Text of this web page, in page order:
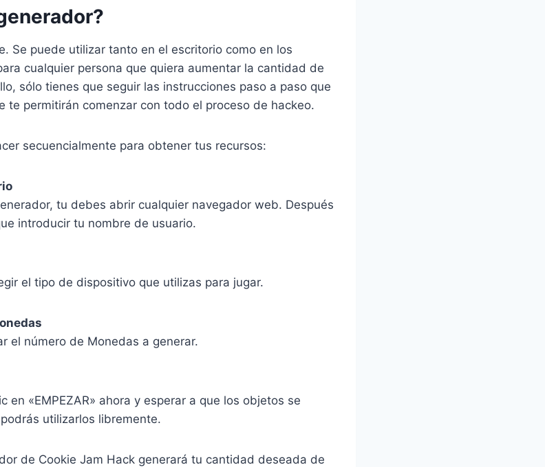
Se puede utilizar tanto en el escritorio como en los
cualquier persona que quiera aumentar la cantidad de
sólo tienes que seguir las instrucciones paso a paso que
te permitirán comenzar con todo el proceso de hackeo.
secuencialmente para obtener tus recursos:
tu debes abrir cualquier navegador web. Después
introducir tu nombre de usuario.
el tipo de dispositivo que utilizas para jugar.
el número de Monedas a generar.
en «EMPEZAR» ahora y esperar a que los objetos se
utilizarlos libremente.
de Cookie Jam Hack generará tu cantidad deseada de